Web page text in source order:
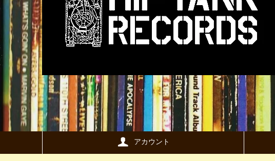
アカウント